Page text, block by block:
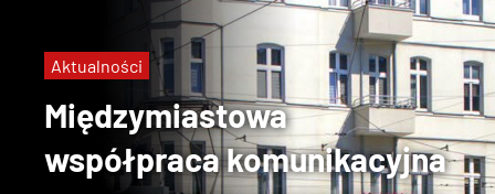
Międzymiastowa
współpraca komunikacyjna
Aktualności